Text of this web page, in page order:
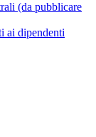
(da pubblicare
ai dipendenti